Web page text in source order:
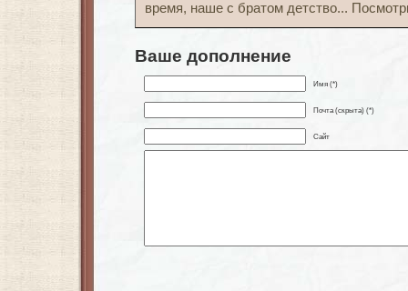
время, наше с братом детство...
Ваше дополнение
Имя (*)
Почта (скрыта) (*)
Сайт